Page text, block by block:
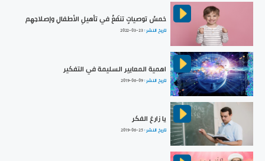
خمسُ توصياتٍ تنفَعُ في تأهيلِ الأطفالِ وإصلاحِهِم
تاريخ النشر :2022-03-23
اهمية المعايير السليمة في التفكير
تاريخ النشر :2019-06-09
يا زارعَ الفكر
تاريخ النشر :2019-06-25